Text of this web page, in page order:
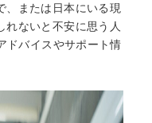
、または日本にいる現
れないと不安に思う人
ドバイスやサポート情